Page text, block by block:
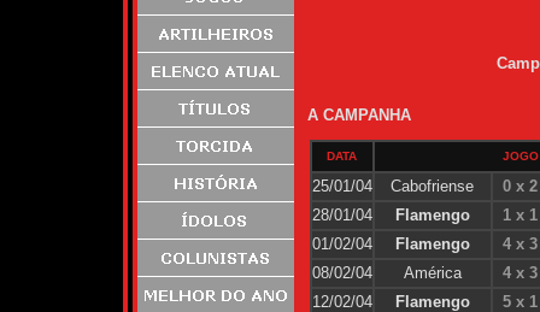
A CAMPANHA
DATA JOGO
25/01/04 Cabofriense
0 x 2
28/01/04
Flamengo
1 x 1
01/02/04
Flamengo
4 x 3
08/02/04
América
4 x 3
12/02/04
Flamengo
5 x 1